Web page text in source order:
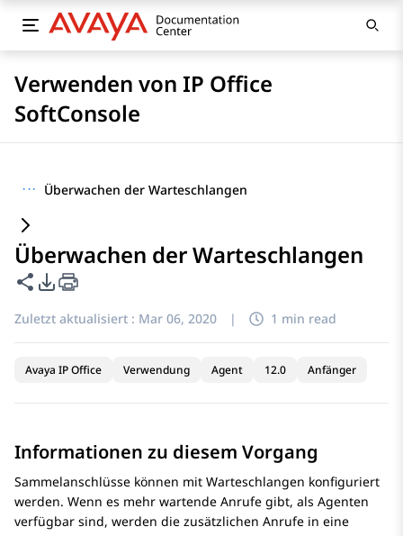
Verwenden von IP Office
SoftConsole
··· Überwachen der Warteschlangen
Überwachen der Warteschlangen
Diese Seite teilen
PDF-Exportoptionen
Zuletzt aktualisiert : Mar 06, 2020 | 1 min read
Avaya IP Office Verwendung Agent 12.0 Anfänger
Informationen zu diesem Vorgang
Sammelanschlüsse können mit Warteschlangen konfiguriert
werden. Wenn es mehr wartende Anrufe gibt, als Agenten
verfügbar sind, werden die zusätzlichen Anrufe in eine